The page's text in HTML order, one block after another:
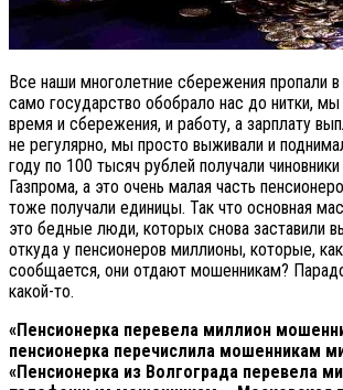
Все наши многолетние сбережения пропали
само государство обобрало нас до нитки, мы
время и сбережения, и работу, а зарплату
не регулярно, мы просто выживали и
году по 100 тысяч рублей получали
Газпрома, а это очень малая часть
тоже получали единицы. Так что основная
это бедные люди, которых снова заставили
откуда у пенсионеров миллионы, которые,
сообщается, они отдают мошенникам?
какой-то.
«Пенсионерка перевела миллион
пенсионерка перечислила мошенникам
«Пенсионерка из Волгограда перевела